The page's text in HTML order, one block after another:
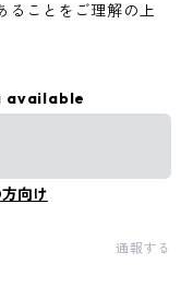
ることをご理解の上
available
向け
通報する